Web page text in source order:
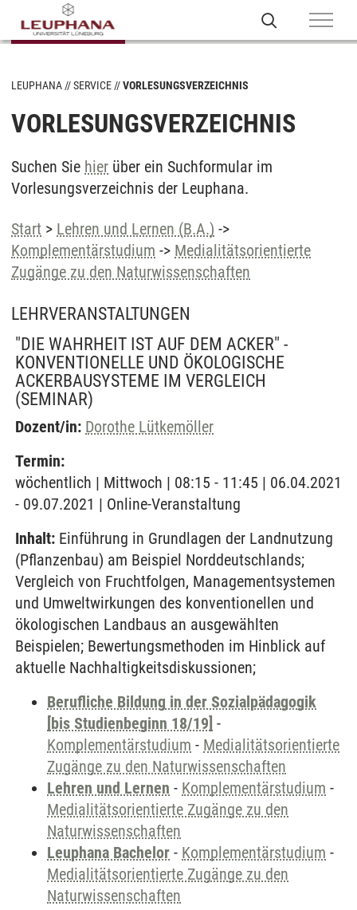
LEUPHANA SERVICE VORLESUNGSVERZEICHNIS
VORLESUNGSVERZEICHNIS
Suchen Sie hier über ein Suchformular im
Vorlesungsverzeichnis der Leuphana.
Start > Lehren und Lernen (B.A.) ->
Komplementärstudium -> Medialitätsorientierte
Zugänge zu den Naturwissenschaften
LEHRVERANSTALTUNGEN
"DIE WAHRHEIT IST AUF DEM ACKER" -
KONVENTIONELLE UND ÖKOLOGISCHE
ACKERBAUSYSTEME IM VERGLEICH
(SEMINAR)
Dozent/in: Dorothe Lütkemöller
Termin:
wöchentlich | Mittwoch | 08:15 - 11:45 | 06.04.2021
- 09.07.2021 | Online-Veranstaltung
Inhalt: Einführung in Grundlagen der Landnutzung
(Pflanzenbau) am Beispiel Norddeutschlands;
Vergleich von Fruchtfolgen, Managementsystemen
und Umweltwirkungen des konventionellen und
ökologischen Landbaus an ausgewählten
Beispielen; Bewertungsmethoden im Hinblick auf
aktuelle Nachhaltigkeitsdiskussionen;
Berufliche Bildung in der Sozialpädagogik
[bis Studienbeginn 18/19] -
Komplementärstudium - Medialitätsorientierte
Zugänge zu den Naturwissenschaften
Lehren und Lernen - Komplementärstudium -
Medialitätsorientierte Zugänge zu den
Naturwissenschaften
Leuphana Bachelor - Komplementärstudium -
Medialitätsorientierte Zugänge zu den
Naturwissenschaften